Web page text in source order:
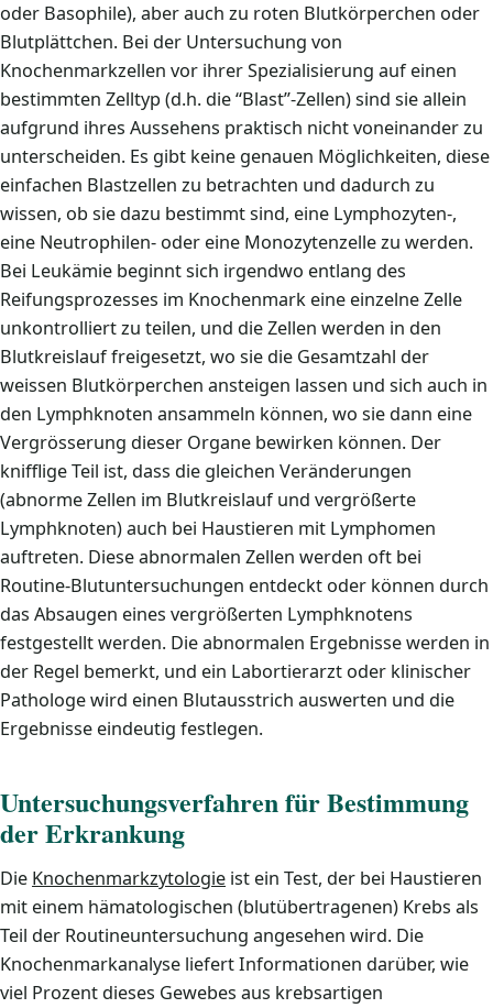
oder Basophile), aber auch zu roten Blutkörperchen oder
Blutplättchen. Bei der Untersuchung von
Knochenmarkzellen vor ihrer Spezialisierung auf einen
bestimmten Zelltyp (d.h. die “Blast”-Zellen) sind sie allein
aufgrund ihres Aussehens praktisch nicht voneinander zu
unterscheiden. Es gibt keine genauen Möglichkeiten, diese
einfachen Blastzellen zu betrachten und dadurch zu
wissen, ob sie dazu bestimmt sind, eine Lymphozyten-,
eine Neutrophilen- oder eine Monozytenzelle zu werden.
Bei Leukämie beginnt sich irgendwo entlang des
Reifungsprozesses im Knochenmark eine einzelne Zelle
unkontrolliert zu teilen, und die Zellen werden in den
Blutkreislauf freigesetzt, wo sie die Gesamtzahl der
weissen Blutkörperchen ansteigen lassen und sich auch in
den Lymphknoten ansammeln können, wo sie dann eine
Vergrösserung dieser Organe bewirken können. Der
knifflige Teil ist, dass die gleichen Veränderungen
(abnorme Zellen im Blutkreislauf und vergrößerte
Lymphknoten) auch bei Haustieren mit Lymphomen
auftreten. Diese abnormalen Zellen werden oft bei
Routine-Blutuntersuchungen entdeckt oder können durch
das Absaugen eines vergrößerten Lymphknotens
festgestellt werden. Die abnormalen Ergebnisse werden in
der Regel bemerkt, und ein Labortierarzt oder klinischer
Pathologe wird einen Blutausstrich auswerten und die
Ergebnisse eindeutig festlegen.
Untersuchungsverfahren für Bestimmung
der Erkrankung
Die Knochenmarkzytologie ist ein Test, der bei Haustieren
mit einem hämatologischen (blutübertragenen) Krebs als
Teil der Routineuntersuchung angesehen wird. Die
Knochenmarkanalyse liefert Informationen darüber, wie
viel Prozent dieses Gewebes aus krebsartigen